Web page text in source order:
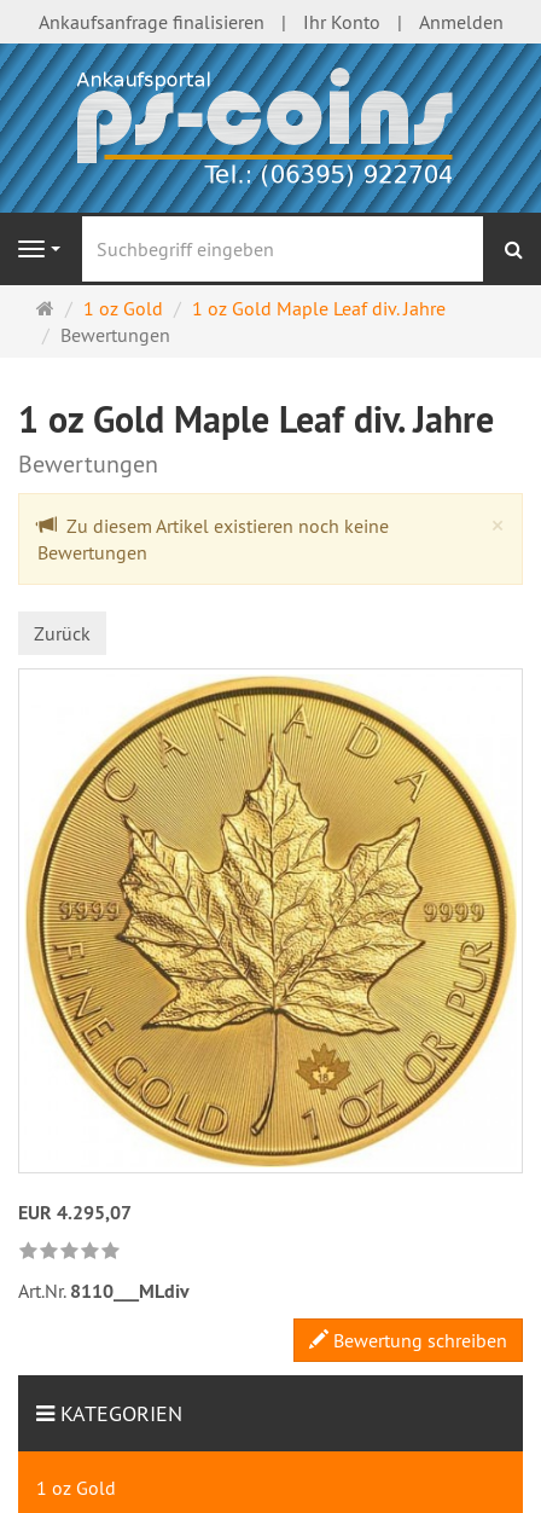
Ankaufsanfrage finalisieren Ihr Konto Anmelden
Navigation
Startseite
1 oz Gold
1 oz Gold Maple Leaf div. Jahre
Bewertungen
1 oz Gold Maple Leaf div. Jahre
Bewertungen
×
Zu diesem Artikel existieren noch keine
Bewertungen
Zurück
EUR 4.295,07
Art.Nr. 8110___MLdiv
Bewertung schreiben
KATEGORIEN
1 oz Gold